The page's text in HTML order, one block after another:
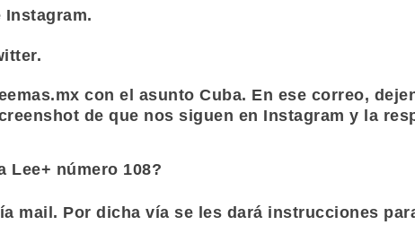
Instagram.
.
con el asunto Cuba. En ese correo,
de que nos siguen en Instagram y la
Lee+ número 108?
mail. Por dicha vía se les dará instrucciones